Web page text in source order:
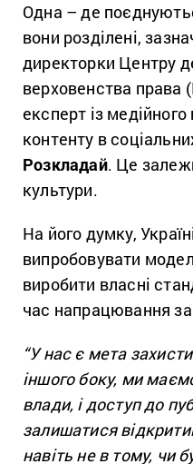
Одна – де
вони розділені,
директорки Центру
верховенства
експерт із
контенту в
Розкладай. Це
культури.
На його думку,
випробовувати
виробити власні
час напрацювання
“У нас є мета
іншого боку, ми
влади, і доступ до
залишатися
навіть не в тому, чи